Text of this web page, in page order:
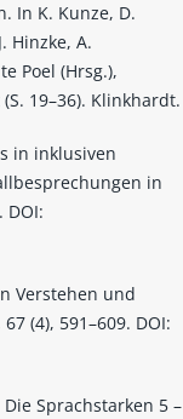
In K. Kunze, D.
Hinzke, A.
Poel (Hrsg.),
19–36). Klinkhardt.
in inklusiven
in
Verstehen und
(4), 591–609. DOI:
Sprachstarken 5 –